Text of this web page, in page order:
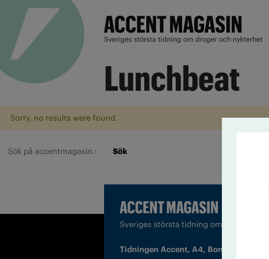
Sveriges största tidning om droger och nykterhet
Lunchbeat
Sorry, no results were found.
Sök
Sveriges största tidning om droger och
Tidningen Accent, A4, Bondegatan 21,